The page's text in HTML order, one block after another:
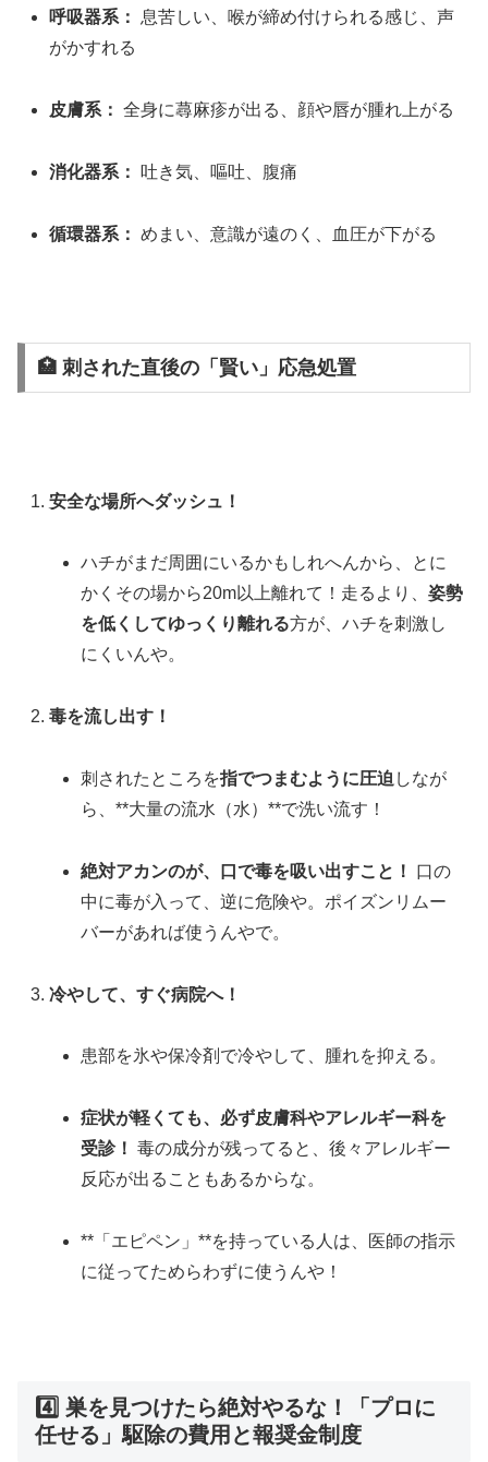
呼吸器系：
息苦しい、喉が締め付けられる感じ、声
がかすれる
皮膚系： 全身に蕁麻疹が出る、顔や唇が腫れ上がる
消化器系： 吐き気、嘔吐、腹痛
循環器系： めまい、意識が遠のく、血圧が下がる
🏥 刺された直後の「賢い」応急処置
安全な場所へダッシュ！
ハチがまだ周囲にいるかもしれへんから、とに
かくその場から20m以上離れて！走るより、姿勢
を低くしてゆっくり離れる方が、ハチを刺激し
にくいんや。
毒を流し出す！
刺されたところを指でつまむように圧迫 しなが
ら、**大量の流水（水）**で洗い流す！
絶対アカンのが、口で毒を吸い出すこと！
口の
中に毒が入って、逆に危険や。ポイズンリムー
バーがあれば使うんやで。
冷やして、すぐ病院へ！
患部を氷や保冷剤で冷やして、腫れを抑える。
症状が軽くても、必ず皮膚科やアレルギー科を
受診！ 毒の成分が残ってると、後々アレルギー
反応が出ることもあるからな。
**「エピペン」**を持っている人は、医師の指示
に従ってためらわずに使うんや！
4️⃣ 巣を見つけたら絶対やるな！「プロに
任せる」駆除の費用と報奨金制度